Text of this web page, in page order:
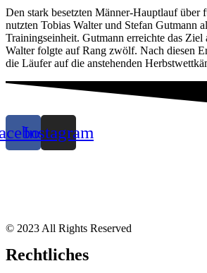
Den stark besetzten Männer-Hauptlauf über
nutzten Tobias Walter und Stefan Gutmann
Trainingseinheit. Gutmann erreichte das Ziel
Walter folgte auf Rang zwölf. Nach diesen
die Läufer auf die anstehenden
Instagram
© 2023 All Rights Reserved
Rechtliches